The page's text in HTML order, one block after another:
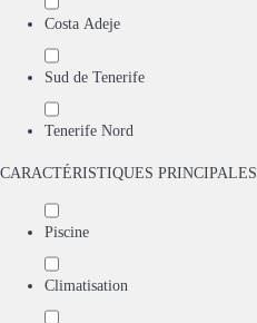
Costa Adeje
Sud de Tenerife
Tenerife Nord
CARACTÉRISTIQUES PRINCIPALES
Piscine
Climatisation